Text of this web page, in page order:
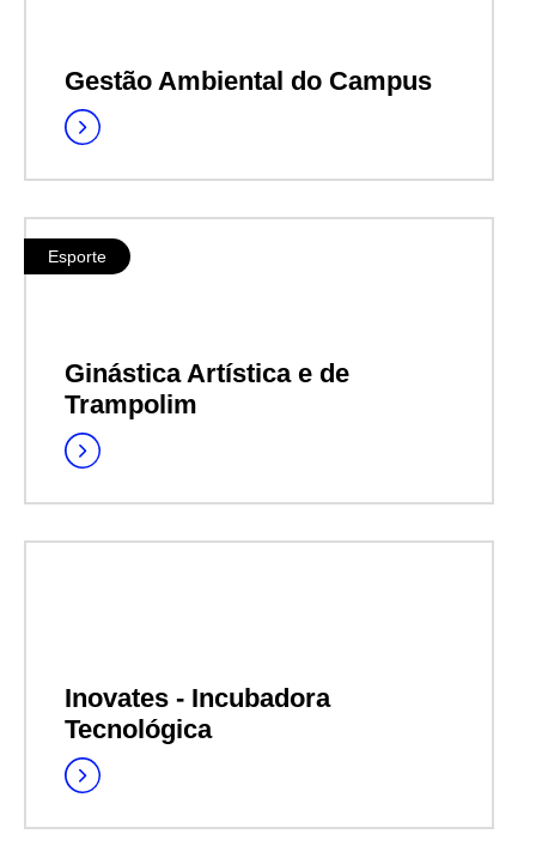
Gestão Ambiental do Campus
Esporte
Ginástica Artística e de
Trampolim
Inovates - Incubadora
Tecnológica